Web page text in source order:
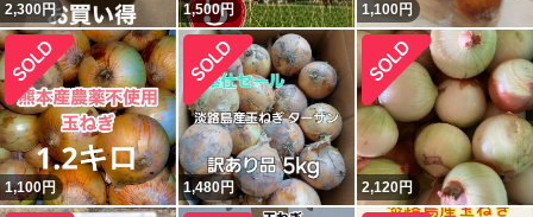
2,300円 1,500円 1,100円
1,100円 1,480円 2,120円